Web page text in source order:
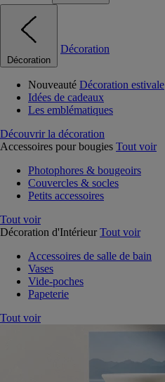
Décoration
Décoration
Nouveauté Décoration estivale
Idées de cadeaux
Les emblématiques
Découvrir la décoration
Accessoires pour bougies Tout voir
Photophores & bougeoirs
Couvercles & socles
Petits accessoires
Tout voir
Décoration d'Intérieur Tout voir
Accessoires de salle de bain
Vases
Vide-poches
Papeterie
Tout voir